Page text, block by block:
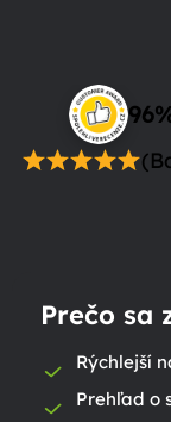
Prečo sa
Rýchlejší
Prehľad o